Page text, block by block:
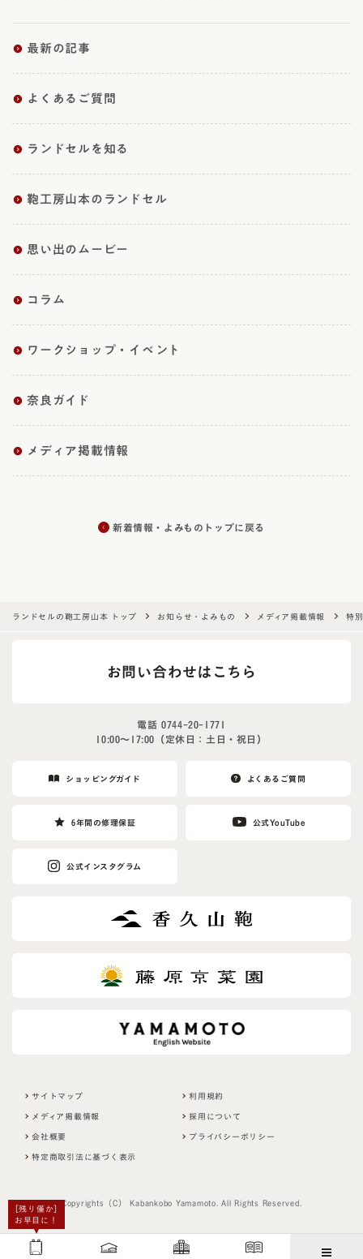
［残り僅か］
お早目に！
最新の記事
よくあるご質問
ランドセルを知る
鞄工房山本のランドセル
思い出のムービー
コラム
ワークショップ・イベント
奈良ガイド
メディア掲載情報
新着情報・よみものトップに戻る
ランドセルの鞄工房山本 トップ お知らせ・よみもの メディア掲載情報 特
お問い合わせはこちら
電話0744-20-1771
10:00〜17:00（定休日：土日・祝日）
ショッピングガイド よくあるご質問
6年間の修理保証 公式YouTube
公式インスタグラム
サイトマップ 利用規約
メディア掲載情報 採用について
会社概要 プライバシーポリシー
特定商取引法に基づく表示
Copyrights（C） Kabankobo Yamamoto. All Rights Reserved.